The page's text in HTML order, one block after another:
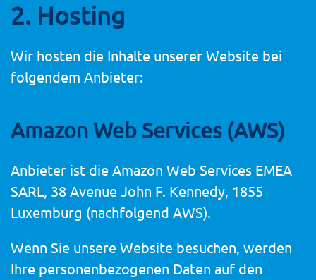
2. Hosting
Wir hosten die Inhalte unserer Website bei
folgendem Anbieter:
Amazon Web Services (AWS)
Anbieter ist die Amazon Web Services EMEA
SARL, 38 Avenue John F. Kennedy, 1855
Luxemburg (nachfolgend AWS).
Wenn Sie unsere Website besuchen, werden
Ihre personenbezogenen Daten auf den